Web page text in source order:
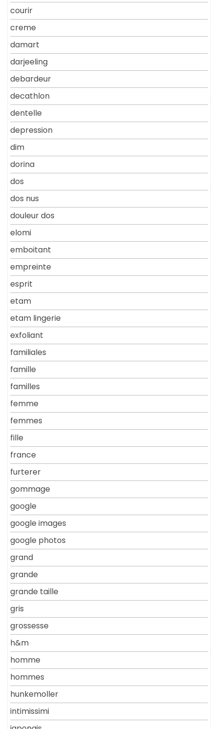
courir
creme
damart
darjeeling
debardeur
decathlon
dentelle
depression
dim
dorina
dos
dos nus
douleur dos
elomi
emboitant
empreinte
esprit
etam
etam lingerie
exfoliant
familiales
famille
familles
femme
femmes
fille
france
furterer
gommage
google
google images
google photos
grand
grande
grande taille
gris
grossesse
h&m
homme
hommes
hunkemoller
intimissimi